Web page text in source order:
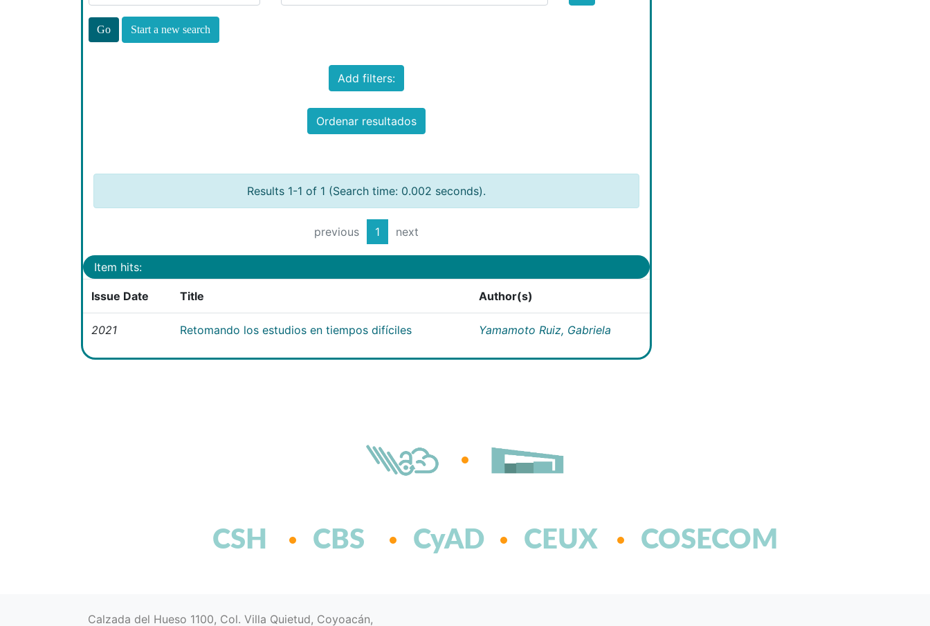
Start a new search
Add filters:
Ordenar resultados
Results 1-1 of 1 (Search time: 0.002 seconds).
previous 1 next
Item hits:
Issue Date Title Author(s)
2021 Retomando los estudios en tiempos difíciles Yamamoto Ruiz, Gabriela
CSH CBS CyAD CEUX COSECOM
Calzada del Hueso 1100, Col. Villa Quietud, Coyoacán,